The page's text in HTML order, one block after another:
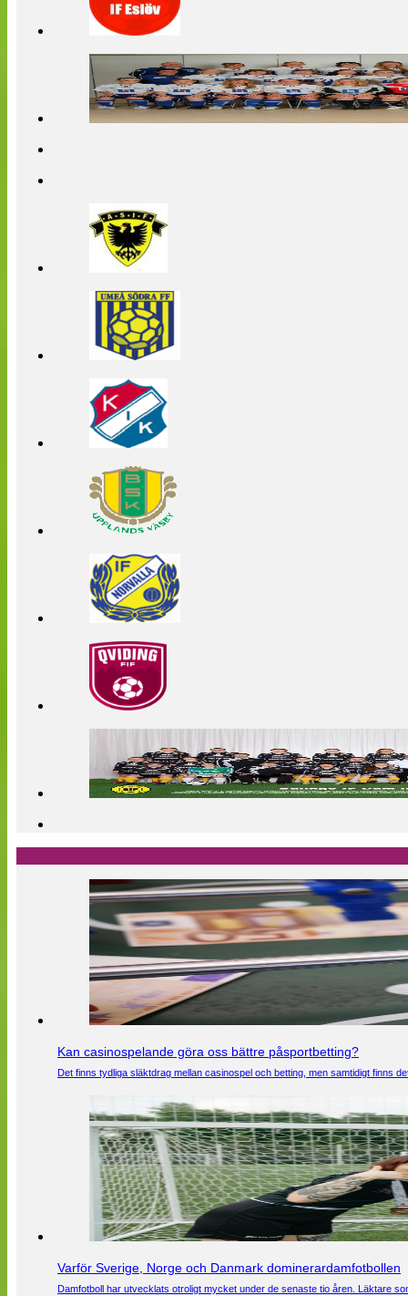
Kan casinospelande göra oss bättre påsportbetting?
Det finns tydliga släktdrag mellan casinospel och betting, men samtidigt finns
Varför Sverige, Norge och Danmark dominerardamfotbollen
Damfotboll har utvecklats otroligt mycket under de senaste tio åren. Läktare